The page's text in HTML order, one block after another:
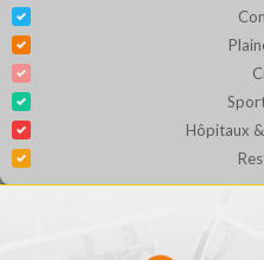
Hôpitaux